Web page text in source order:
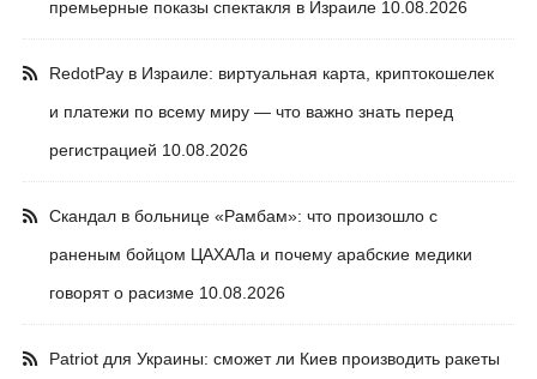
премьерные показы спектакля в Израиле 10.08.2026
RedotPay в Израиле: виртуальная карта, криптокошелек
и платежи по всему миру — что важно знать перед
регистрацией 10.08.2026
Скандал в больнице «Рамбам»: что произошло с
раненым бойцом ЦАХАЛа и почему арабские медики
говорят о расизме 10.08.2026
Patriot для Украины: сможет ли Киев производить ракеты